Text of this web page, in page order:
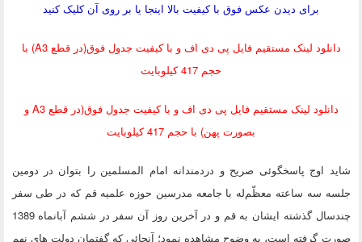
برای دیدن عکس فوق با کیفیت بالا اینجا یا بر روی آن کلیک کنید
دانلود لینک مستقیم فایل پی دی اف و با کیفیت جدول فوق(در قطع A3) با
دانلود لینک مستقیم فایل پی دی اف و با کیفیت جدول فوق(در قطع A3 و
بصورت پهن) با حجم 417 کیلوبایت
اوج پاسخگوئی صریح و دردمندانه امام المسلمین را بتوان در دومین
سه ساعته معظّم‌له با جامعه مدرسین حوزه علمیه قم که در طی سفر
چندسال گذشته ایشان به قم و در آخرین روز آن سفر در ششم آبانماه 1389
گرفته است، به وضوح مشاهده نمود؛ آنجائی که گفتمان دولت های نهم